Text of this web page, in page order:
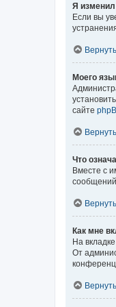
Я изменил
Если вы
Моего
сайте
Что
Вместе с
сообщений
Как мне
На
От